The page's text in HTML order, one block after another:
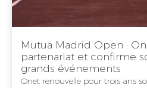
Mutua Madrid Open :
partenariat et confirme
grands événements
Onet renouvelle pour trois ans